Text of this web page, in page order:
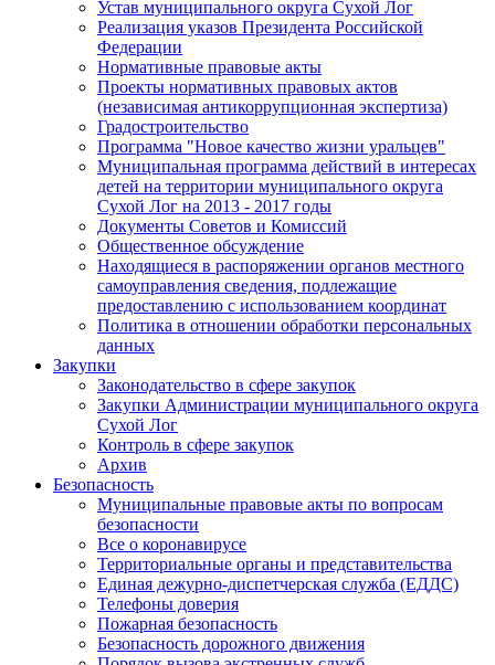
Устав муниципального округа Сухой Лог
Реализация указов Президента Российской
Федерации
Нормативные правовые акты
Проекты нормативных правовых актов
(независимая антикоррупционная экспертиза)
Градостроительство
Программа "Новое качество жизни уральцев"
Муниципальная программа действий в интересах
детей на территории муниципального округа
Сухой Лог на 2013 - 2017 годы
Документы Советов и Комиссий
Общественное обсуждение
Находящиеся в распоряжении органов местного
самоуправления сведения, подлежащие
предоставлению с использованием координат
Политика в отношении обработки персональных
данных
Закупки
Законодательство в сфере закупок
Закупки Администрации муниципального округа
Сухой Лог
Контроль в сфере закупок
Архив
Безопасность
Муниципальные правовые акты по вопросам
безопасности
Все о коронавирусе
Территориальные органы и представительства
Единая дежурно-диспетчерская служба (ЕДДС)
Телефоны доверия
Пожарная безопасность
Безопасность дорожного движения